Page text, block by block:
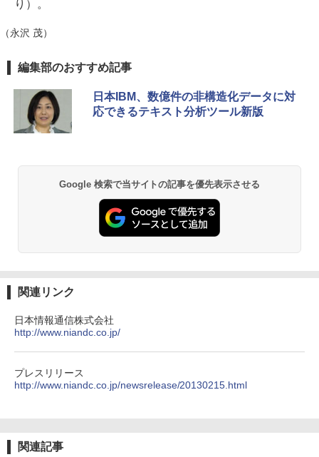
り）。
（永沢 茂）
編集部のおすすめ記事
日本IBM、数億件の非構造化データに対
応できるテキスト分析ツール新版
Google 検索で当サイトの記事を優先表示させる
関連リンク
日本情報通信株式会社
http://www.niandc.co.jp/
プレスリリース
http://www.niandc.co.jp/newsrelease/20130215.html
関連記事